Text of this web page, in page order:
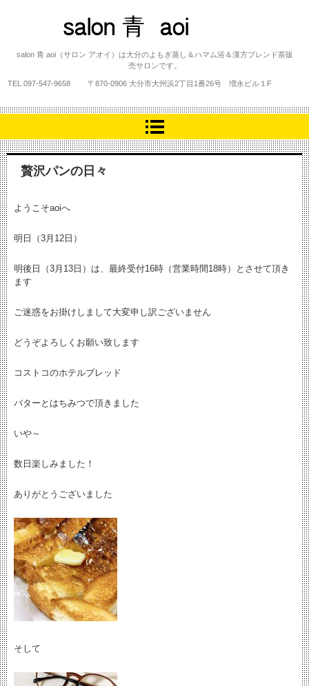
salon 青 aoi
salon 青 aoi（サロン アオイ）は大分のよもぎ蒸し＆ハマム浴＆漢方ブレンド茶販
売サロンです。
TEL. 097-547-9658 〒870-0906 大分市大州浜2丁目1番26号 増永ビル１F
贅沢パンの日々
ようこそaoiへ
明日（3月12日）
明後日（3月13日）は、最終受付16時（営業時間18時）とさせて頂き
ます
ご迷惑をお掛けしまして大変申し訳ございません
どうぞよろしくお願い致します
コストコのホテルブレッド
バターとはちみつで頂きました
いや～
数日楽しみました！
ありがとうございました
そして